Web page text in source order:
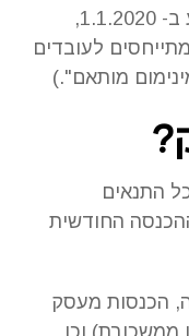
(הסכומים נכונים לפי המדד הידוע ב- 1.1.2020,
לעובדים
מותאם".)
התנאים
החודשית
הכנסות מעסק